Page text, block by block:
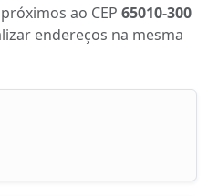
ao CEP 65010-300
endereços na mesma